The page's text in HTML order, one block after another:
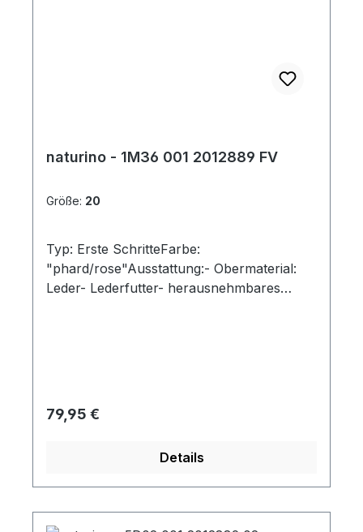
naturino - 1M36 001 2012889 FV
Größe: 20
Typ: Erste SchritteFarbe:
"phard/rose"Ausstattung:- Obermaterial:
Leder- Lederfutter- herausnehmbares
Regulärer Preis:
79,95 €
Details